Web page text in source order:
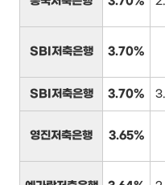
SBI저축은행 3.70%
SBI저축은행 3.70%
영진저축은행 3.65%